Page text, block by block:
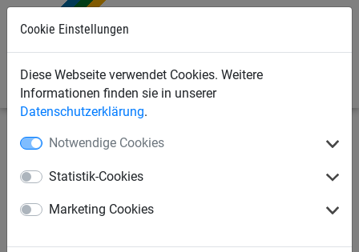
Cookie Einstellungen
Diese Webseite verwendet Cookies. Weitere
Informationen finden sie in unserer
Datenschutzerklärung.
Notwendige Cookies
Statistik-Cookies
Marketing Cookies
Seilspielgeräte Freizeit, Spiel & Sport
Bolzplatz-Tore